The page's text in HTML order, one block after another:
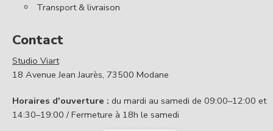
Transport & livraison
Contact
Studio Viart
18 Avenue Jean Jaurès, 73500 Modane
Horaires d'ouverture : du mardi au samedi de 09:00–12:00 et
14:30–19:00 / Fermeture à 18h le samedi